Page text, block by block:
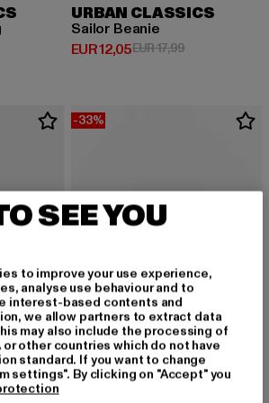
12,05 EUR 17,99
URBAN CLASSICS
Sailor Beanie
EUR 12,05
Derzeitiger Preis: EUR 12,05
EUR 17,99Aktionspreis:
-33%
SEE YOU
to improve your use experience,
analyse use behaviour and to
interest-based contents and
we allow partners to extract data
may also include the processing of
or other countries which do not have
standard. If you want to change
settings". By clicking on "Accept" you